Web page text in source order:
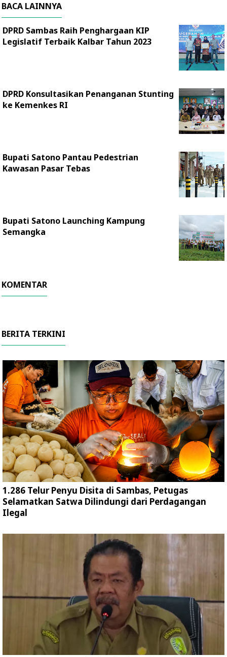
BACA LAINNYA
DPRD Sambas Raih Penghargaan KIP
Legislatif Terbaik Kalbar Tahun 2023
DPRD Konsultasikan Penanganan Stunting
ke Kemenkes RI
Bupati Satono Pantau Pedestrian
Kawasan Pasar Tebas
Bupati Satono Launching Kampung
Semangka
KOMENTAR
BERITA TERKINI
1.286 Telur Penyu Disita di Sambas, Petugas
Selamatkan Satwa Dilindungi dari Perdagangan
Ilegal